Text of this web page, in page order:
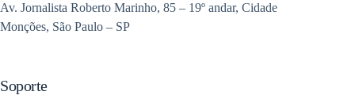
Av. Jornalista Roberto Marinho, 85 – 19º andar, Cidade
Monções, São Paulo – SP
Soporte